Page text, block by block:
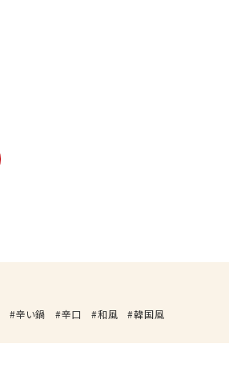
辛い鍋 辛口 和風 韓国風